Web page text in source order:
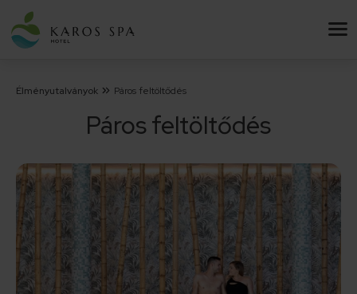
Élményutalványok Páros feltöltődés
Páros feltöltődés